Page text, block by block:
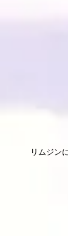
リムジン